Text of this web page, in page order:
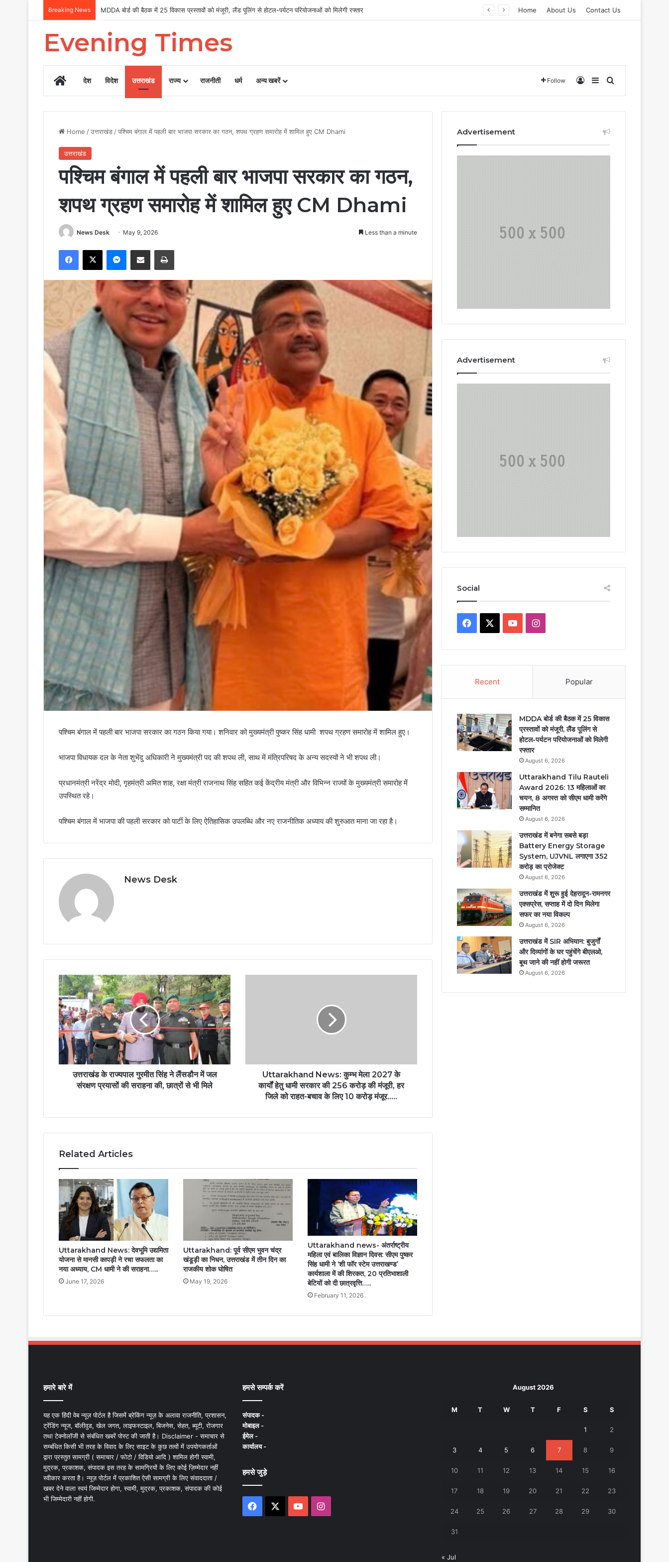
Breaking News Uttarakhand Tilu Rauteli Award 2026: 13 महिलाओं का चयन, 8 अगस्त को सीएम धामी करेंगे सम्मानित Home About Us Contact Us
Evening Times
Homeदेश विदेश उत्तराखंड राज्य राजनीती धर्म अन्य खबरें Follow Log InSidebarSearch for
Home /उत्तराखंड /पश्चिम बंगाल में पहली बार भाजपा सरकार का गठन, शपथ ग्रहण समारोह में शामिल हुए CM Dhami
उत्तराखंड
पश्चिम बंगाल में पहली बार भाजपा सरकार का गठन,
शपथ ग्रहण समारोह में शामिल हुए CM Dhami
News Desk May 9, 2026 Less than a minute
Facebook
X Messenger
Share via Email Print
पश्चिम बंगाल में पहली बार भाजपा सरकार का गठन किया गया। शनिवार को मुख्यमंत्री पुष्कर सिंह धामी शपथ ग्रहण समारोह में शामिल हुए।
भाजपा विधायक दल के नेता शुभेंदु अधिकारी ने मुख्यमंत्री पद की शपथ ली, साथ में मंत्रिपरिषद के अन्य सदस्यों ने भी शपथ ली।
प्रधानमंत्री नरेंद्र मोदी, गृहमंत्री अमित शाह, रक्षा मंत्री राजनाथ सिंह सहित कई केंद्रीय मंत्री और विभिन्न राज्यों के मुख्यमंत्री समारोह में
उपस्थित रहे।
पश्चिम बंगाल में भाजपा की पहली सरकार को पार्टी के लिए ऐतिहासिक उपलब्धि और नए राजनीतिक अध्याय की शुरुआत माना जा रहा है।
News Desk
उत्तराखंड के राज्यपाल गुरमीत सिंह ने लैंसडौन में जल
संरक्षण प्रयासों की सराहना की, छात्रों से भी मिले
Uttarakhand News: कुम्भ मेला 2027 के
कार्यों हेतु धामी सरकार की 256 करोड़ की मंजूरी, हर
जिले को राहत-बचाव के लिए 10 करोड़ मंजूर…..
Related Articles
Uttarakhand News: देवभूमि उद्यमिता
योजना से मानसी कापड़ी ने रचा सफलता का
नया अध्याय, CM धामी ने की सराहना…..
June 17, 2026
Uttarakhand: पूर्व सीएम भुवन चंद्र
खंडूड़ी का निधन, उत्तराखंड में तीन दिन का
राजकीय शोक घोषित
May 19, 2026
Uttarakhand news- अंतर्राष्ट्रीय
महिला एवं बालिका विज्ञान दिवस: सीएम पुष्कर
सिंह धामी ने ‘शी फॉर स्टेम उत्तराखण्ड’
कार्यशाला में की शिरकत, 20 प्रतिभाशाली
बेटियों को दी छात्रवृत्ति…..
February 11, 2026
Advertisement
Advertisement
Social
Facebook YouTubeInstagram
Recent Popular
MDDA बोर्ड की बैठक में 25 विकास
प्रस्तावों को मंजूरी, लैंड पूलिंग से
होटल-पर्यटन परियोजनाओं को मिलेगी
रफ्तार
August 6, 2026
Uttarakhand Tilu Rauteli
Award 2026: 13 महिलाओं का
चयन, 8 अगस्त को सीएम धामी करेंगे
सम्मानित
August 6, 2026
उत्तराखंड में बनेगा सबसे बड़ा
Battery Energy Storage
System, UJVNL लगाएगा 352
करोड़ का प्रोजेक्ट
August 6, 2026
उत्तराखंड में शुरू हुई देहरादून-रामनगर
एक्सप्रेस, सप्ताह में दो दिन मिलेगा
सफर का नया विकल्प
August 6, 2026
उत्तराखंड में SIR अभियान: बुजुर्गों
और दिव्यांगों के घर पहुंचेंगे बीएलओ,
बूथ जाने की नहीं होगी जरूरत
August 6, 2026
हमारे बारे में
यह एक हिंदी वेब न्यूज़ पोर्टल है जिसमें ब्रेकिंग न्यूज़ के अलावा राजनीति, प्रशासन,
ट्रेंडिंग न्यूज, बॉलीवुड, खेल जगत, लाइफस्टाइल, बिजनेस, सेहत, ब्यूटी, रोजगार
तथा टेक्नोलॉजी से संबंधित खबरें पोस्ट की जाती है। Disclaimer - समाचार से
सम्बंधित किसी भी तरह के विवाद के लिए साइट के कुछ तत्वों में उपयोगकर्ताओं
द्वारा प्रस्तुत सामग्री ( समाचार / फोटो / विडियो आदि ) शामिल होगी स्वामी,
मुद्रक, प्रकाशक, संपादक इस तरह के सामग्रियों के लिए कोई ज़िम्मेदार नहीं
स्वीकार करता है। न्यूज़ पोर्टल में प्रकाशित ऐसी सामग्री के लिए संवाददाता /
खबर देने वाला स्वयं जिम्मेदार होगा, स्वामी, मुद्रक, प्रकाशक, संपादक की कोई
भी जिम्मेदारी नहीं होगी.
हमसे सम्पर्क करें
संपादक -
मोबाइल -
ईमेल -
कार्यालय -
हमसे जुड़े
Facebook YouTubeInstagram
August 2026
M T W T F S S
1 2
3 4 5 6 7 8 9
10 11 12 13 14 15 16
17 18 19 20 21 22 23
24 25 26 27 28 29 30
31
« Jul